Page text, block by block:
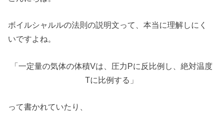
ボイルシャルルの法則の説明文って、本当に理解しにく
いですよね。
「一定量の気体の体積Vは、圧力Pに反比例し、絶対温度
Tに比例する」
って書かれていたり、